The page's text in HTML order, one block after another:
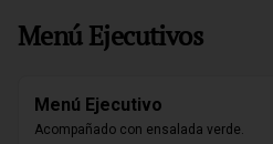
Menú Ejecutivos
Menú Ejecutivo
Acompañado con ensalada verde.